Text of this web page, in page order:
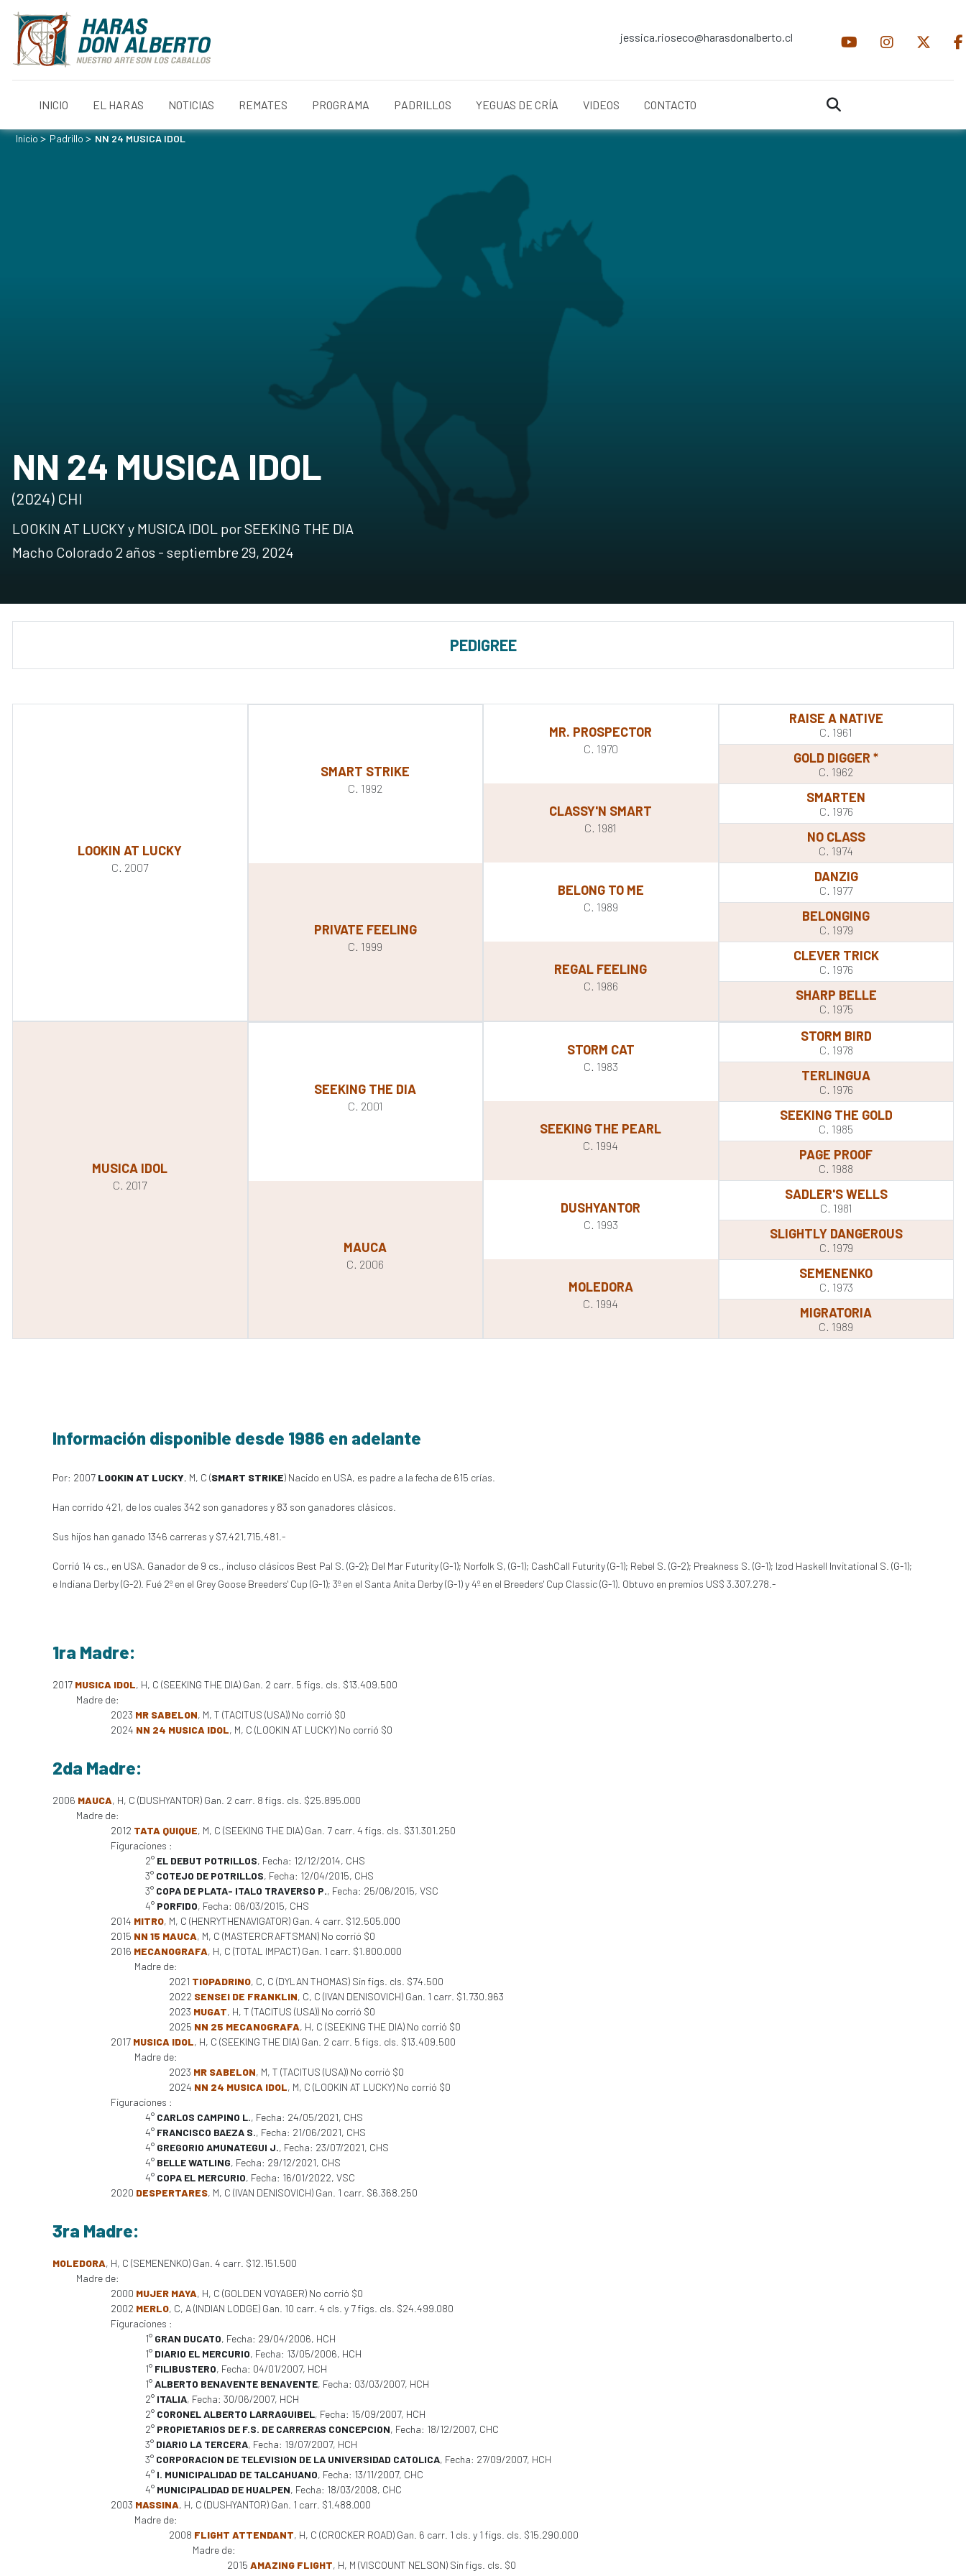
jessica.rioseco@harasdonalberto.cl
INICIO EL HARAS NOTICIAS REMATES PROGRAMA PADRILLOS YEGUAS DE CRÍA VIDEOS CONTACTO
Inicio> Padrillo> NN 24 MUSICA IDOL
NN 24 MUSICA IDOL
(2024) CHI
LOOKIN AT LUCKY y MUSICA IDOL por SEEKING THE DIA
Macho Colorado 2 años - septiembre 29, 2024
PEDIGREE
LOOKIN AT LUCKY
C. 2007
SMART STRIKE
C. 1992
PRIVATE FEELING
C. 1999
MR. PROSPECTOR
C. 1970
CLASSY'N SMART
C. 1981
BELONG TO ME
C. 1989
REGAL FEELING
C. 1986
RAISE A NATIVE
C. 1961
GOLD DIGGER *
C. 1962
SMARTEN
C. 1976
NO CLASS
C. 1974
DANZIG
C. 1977
BELONGING
C. 1979
CLEVER TRICK
C. 1976
SHARP BELLE
C. 1975
MUSICA IDOL
C. 2017
SEEKING THE DIA
C. 2001
MAUCA
C. 2006
STORM CAT
C. 1983
SEEKING THE PEARL
C. 1994
DUSHYANTOR
C. 1993
MOLEDORA
C. 1994
STORM BIRD
C. 1978
TERLINGUA
C. 1976
SEEKING THE GOLD
C. 1985
PAGE PROOF
C. 1988
SADLER'S WELLS
C. 1981
SLIGHTLY DANGEROUS
C. 1979
SEMENENKO
C. 1973
MIGRATORIA
C. 1989
Información disponible desde 1986 en adelante
Por: 2007 LOOKIN AT LUCKY, M, C (SMART STRIKE) Nacido en USA, es padre a la fecha de 615 crías.
Han corrido 421, de los cuales 342 son ganadores y 83 son ganadores clásicos.
Sus hijos han ganado 1346 carreras y $7,421,715,481.-
Corrió 14 cs., en USA. Ganador de 9 cs., incluso clásicos Best Pal S. (G-2); Del Mar Futurity (G-1); Norfolk S, (G-1); CashCall Futurity (G-1); Rebel S. (G-2); Preakness S. (G-1); Izod Haskell Invitational S. (G-1);
e Indiana Derby (G-2). Fué 2º en el Grey Goose Breeders' Cup (G-1); 3º en el Santa Anita Derby (G-1) y 4º en el Breeders' Cup Classic (G-1). Obtuvo en premios US$ 3.307.278.-
1ra Madre:
2017 MUSICA IDOL, H, C (SEEKING THE DIA) Gan. 2 carr. 5 figs. cls. $13.409.500
Madre de:
2023 MR SABELON, M, T (TACITUS (USA)) No corrió $0
2024 NN 24 MUSICA IDOL, M, C (LOOKIN AT LUCKY) No corrió $0
2da Madre:
2006 MAUCA, H, C (DUSHYANTOR) Gan. 2 carr. 8 figs. cls. $25.895.000
Madre de:
2012 TATA QUIQUE, M, C (SEEKING THE DIA) Gan. 7 carr. 4 figs. cls. $31.301.250
Figuraciones :
2° EL DEBUT POTRILLOS, Fecha: 12/12/2014, CHS
3° COTEJO DE POTRILLOS, Fecha: 12/04/2015, CHS
3° COPA DE PLATA- ITALO TRAVERSO P., Fecha: 25/06/2015, VSC
4° PORFIDO, Fecha: 06/03/2015, CHS
2014 MITRO, M, C (HENRYTHENAVIGATOR) Gan. 4 carr. $12.505.000
2015 NN 15 MAUCA, M, C (MASTERCRAFTSMAN) No corrió $0
2016 MECANOGRAFA, H, C (TOTAL IMPACT) Gan. 1 carr. $1.800.000
Madre de:
2021 TIOPADRINO, C, C (DYLAN THOMAS) Sin figs. cls. $74.500
2022 SENSEI DE FRANKLIN, C, C (IVAN DENISOVICH) Gan. 1 carr. $1.730.963
2023 MUGAT, H, T (TACITUS (USA)) No corrió $0
2025 NN 25 MECANOGRAFA, H, C (SEEKING THE DIA) No corrió $0
2017 MUSICA IDOL, H, C (SEEKING THE DIA) Gan. 2 carr. 5 figs. cls. $13.409.500
Madre de:
2023 MR SABELON, M, T (TACITUS (USA)) No corrió $0
2024 NN 24 MUSICA IDOL, M, C (LOOKIN AT LUCKY) No corrió $0
Figuraciones :
4° CARLOS CAMPINO L., Fecha: 24/05/2021, CHS
4° FRANCISCO BAEZA S., Fecha: 21/06/2021, CHS
4° GREGORIO AMUNATEGUI J., Fecha: 23/07/2021, CHS
4° BELLE WATLING, Fecha: 29/12/2021, CHS
4° COPA EL MERCURIO, Fecha: 16/01/2022, VSC
2020 DESPERTARES, M, C (IVAN DENISOVICH) Gan. 1 carr. $6.368.250
3ra Madre:
MOLEDORA, H, C (SEMENENKO) Gan. 4 carr. $12.151.500
Madre de:
2000 MUJER MAYA, H, C (GOLDEN VOYAGER) No corrió $0
2002 MERLO, C, A (INDIAN LODGE) Gan. 10 carr. 4 cls. y 7 figs. cls. $24.499.080
Figuraciones :
1° GRAN DUCATO, Fecha: 29/04/2006, HCH
1° DIARIO EL MERCURIO, Fecha: 13/05/2006, HCH
1° FILIBUSTERO, Fecha: 04/01/2007, HCH
1°ALBERTO BENAVENTE BENAVENTE, Fecha: 03/03/2007, HCH
2° ITALIA, Fecha: 30/06/2007, HCH
2° CORONEL ALBERTO LARRAGUIBEL, Fecha: 15/09/2007, HCH
2° PROPIETARIOS DE F.S. DE CARRERAS CONCEPCION, Fecha: 18/12/2007, CHC
3° DIARIO LA TERCERA, Fecha: 19/07/2007, HCH
3° CORPORACION DE TELEVISION DE LA UNIVERSIDAD CATOLICA, Fecha: 27/09/2007, HCH
4° I. MUNICIPALIDAD DE TALCAHUANO, Fecha: 13/11/2007, CHC
4° MUNICIPALIDAD DE HUALPEN, Fecha: 18/03/2008, CHC
2003 MASSINA, H, C (DUSHYANTOR) Gan. 1 carr. $1.488.000
Madre de:
2008 FLIGHT ATTENDANT, H, C (CROCKER ROAD) Gan. 6 carr. 1 cls. y 1 figs. cls. $15.290.000
Madre de:
2015 AMAZING FLIGHT, H, M (VISCOUNT NELSON) Sin figs. cls. $0